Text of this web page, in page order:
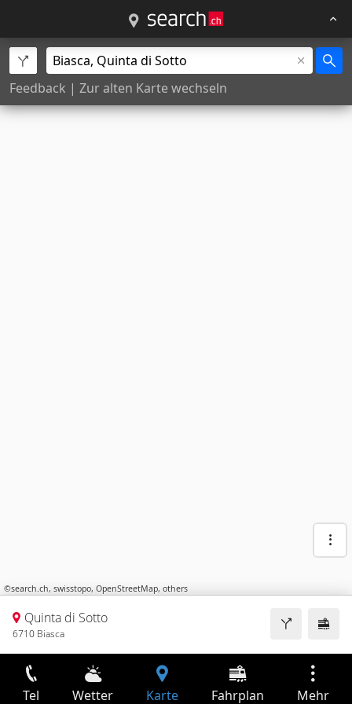
Feedback | Zur alten Karte wechseln
©search.ch, swisstopo, OpenStreetMap, others
Quinta di Sotto
6710 Biasca
Tel Wetter Karte Fahrplan Mehr